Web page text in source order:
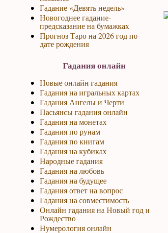
Гадание «Девять недель»
Новогоднее гадание-
предсказание на бумажках
Прогноз Таро на 2026 год по
дате рождения
Гадания онлайн
Новые онлайн гадания
Гадания на игральных картах
Гадания Ангелы и Черти
Пасьянсы гадания онлайн
Гадания на монетах
Гадания по рунам
Гадания по книгам
Гадания на кубиках
Народные гадания
Гадания на любовь
Гадания на будущее
Гадания ответ на вопрос
Гадания на совместимость
Онлайн гадания на Новый год и
Рождество
Нумерология онлайн